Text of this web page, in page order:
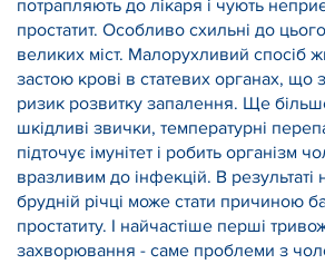
потрапляють до лікаря і чують
простатит. Особливо схильні до
великих міст. Малорухливий спосіб
застою крові в статевих органах, що
ризик розвитку запалення. Ще
шкідливі звички, температурні
підточує імунітет і робить організм
вразливим до інфекцій. В результаті
брудній річці може стати причиною
простатиту. І найчастіше перші
захворювання - саме проблеми з